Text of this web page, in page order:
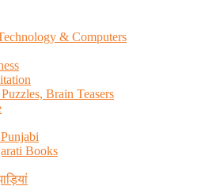
& Computers
Brain Teasers
Books